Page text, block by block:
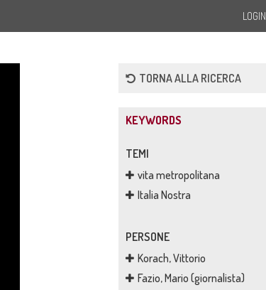
LOGIN
TORNA ALLA RICERCA
KEYWORDS
TEMI
vita metropolitana
Italia Nostra
PERSONE
Korach, Vittorio
Fazio, Mario (giornalista)